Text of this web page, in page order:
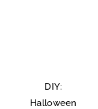
DIY:
Halloween